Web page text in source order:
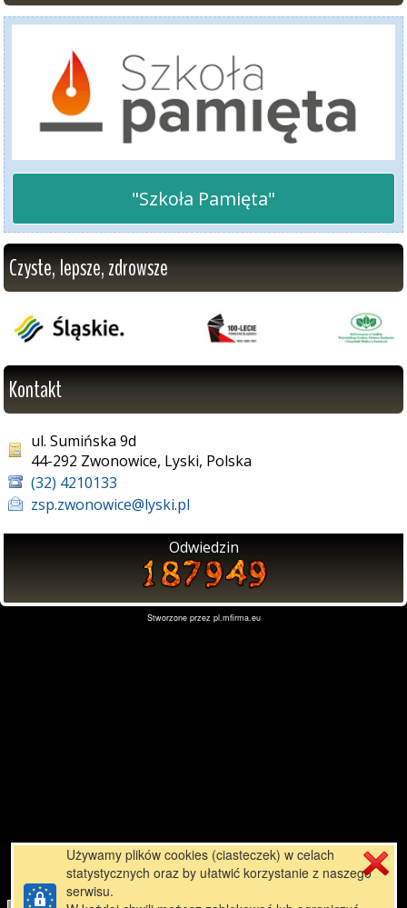
"Szkoła Pamięta"
Czyste, lepsze, zdrowsze
Kontakt
ul. Sumińska 9d
44-292 Zwonowice, Lyski, Polska
(32) 4210133
zsp.zwonowice@lyski.pl
Odwiedzin
Stworzone przez pl.mfirma.eu
Używamy plików cookies (ciasteczek) w celach
statystycznych oraz by ułatwić korzystanie z naszego
serwisu.